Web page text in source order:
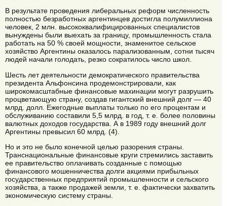
В результате проведения либеральных реформ численность
полностью безработных аргентинцев достигла полумиллиона
человек, 2 млн. высококвалифицированных специалистов
вынуждены были выехать за границу, промышленность стала
работать на 50 % своей мощности, знаменитое сельское
хозяйство Аргентины оказалось парализованным, сотни тысяч
людей начали голодать, резко сократилось число школ.
Шесть лет деятельности демократического правительства
президента Альфонсина продемонстрировали, как
широкомасштабные финансовые махинации могут разрушить
процветающую страну, создав гигантский внешний долг — 40
млрд. долл. Ежегодные выплаты только по его процентам и
обслуживанию составили 5,5 млрд. в год, т. е. более половины
валютных доходов государства. А в 1989 году внешний долг
Аргентины превысил 60 млрд. (4).
Но и это не было конечной целью разорения страны.
Транснациональные финансовые круги стремились заставить
ее правительство оплачивать созданные с помощью
финансового мошенничества долги акциями прибыльных
государственных предприятий промышленности и сельского
хозяйства, а также продажей земли, т. е. фактически захватить
экономическую систему страны.